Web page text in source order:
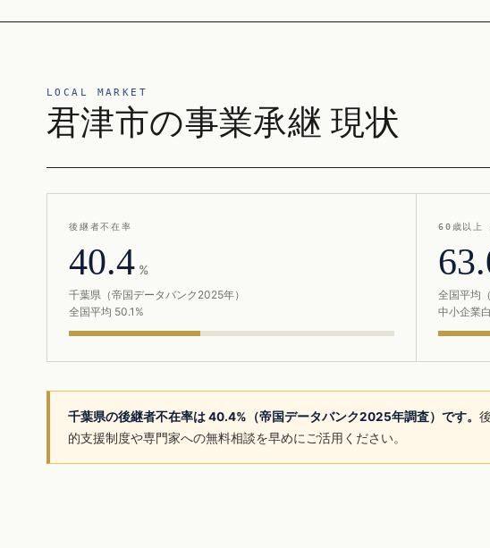
LOCAL MARKET
君津市の事業承継 現状
後継者不在率
40.4 %
千葉県（帝国データバンク2025年）
全国平均 50.1%
60歳以上
全国平均
中小企業
千葉県の後継者不在率は 40.4%（帝国データバンク2025年調査）です。
的支援制度や専門家への無料相談を早めにご活用ください。